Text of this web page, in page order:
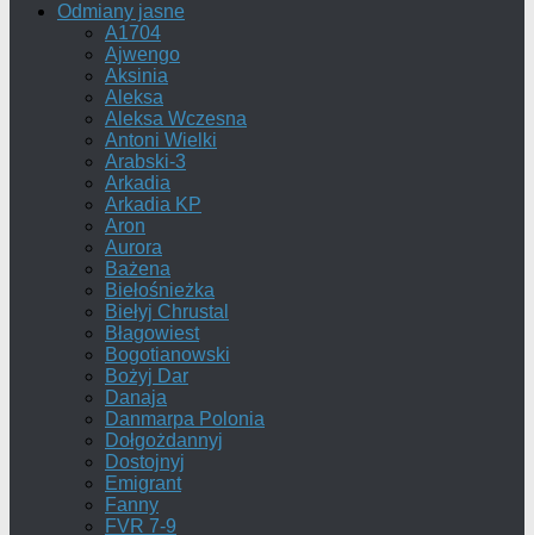
Odmiany jasne
A1704
Ajwengo
Aksinia
Aleksa
Aleksa Wczesna
Antoni Wielki
Arabski-3
Arkadia
Arkadia KP
Aron
Aurora
Bażena
Biełośnieżka
Biełyj Chrustal
Błagowiest
Bogotianowski
Bożyj Dar
Danaja
Danmarpa Polonia
Dołgożdannyj
Dostojnyj
Emigrant
Fanny
FVR 7-9